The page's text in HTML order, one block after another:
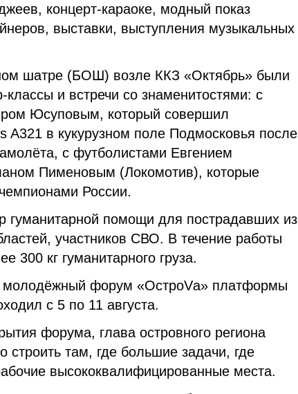
концерт-караоке, модный показ
выставки, выступления музыкальных
шатре (БОШ) возле ККЗ «Октябрь» были
и встречи со знаменитостями: с
Юсуповым, который совершил
A321 в кукурузном поле Подмосковья после
с футболистами Евгением
Пименовым (Локомотив), которые
России.
гуманитарной помощи для пострадавших из
участников СВО. В течение работы
300 кг гуманитарного груза.
молодёжный форум «ОстроVа» платформы
с 5 по 11 августа.
форума, глава островного региона
строить там, где большие задачи, где
высококвалифицированные места.